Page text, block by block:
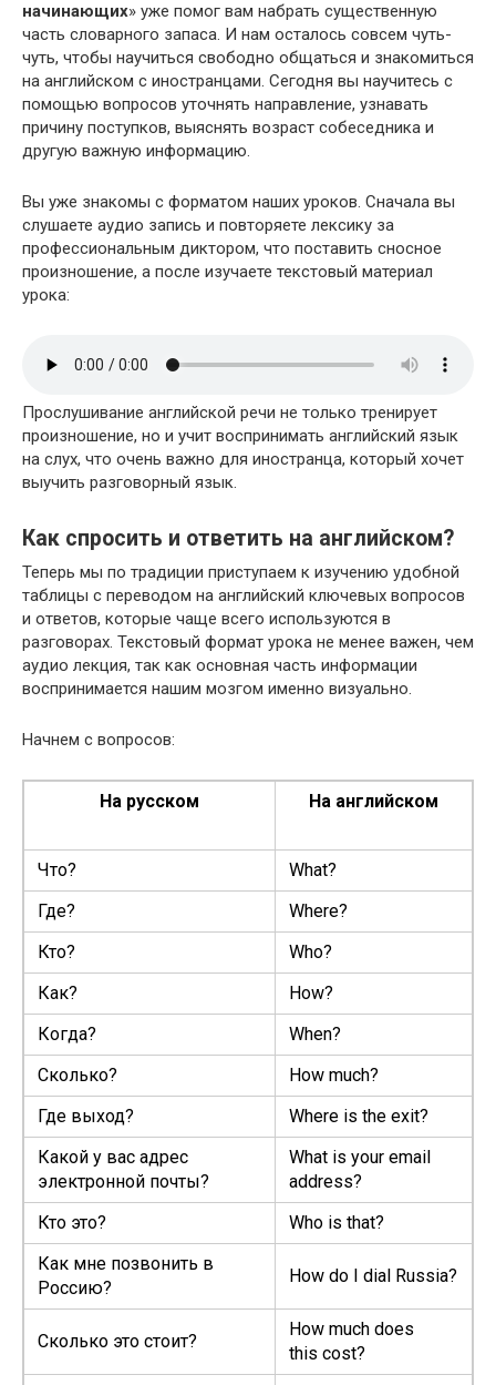
начинающих» уже помог вам набрать существенную
часть словарного запаса. И нам осталось совсем чуть-
чуть, чтобы научиться свободно общаться и знакомиться
на английском с иностранцами. Сегодня вы научитесь с
помощью вопросов уточнять направление, узнавать
причину поступков, выяснять возраст собеседника и
другую важную информацию.
Вы уже знакомы с форматом наших уроков. Сначала вы
слушаете аудио запись и повторяете лексику за
профессиональным диктором, что поставить сносное
произношение, а после изучаете текстовый материал
урока:
Прослушивание английской речи не только тренирует
произношение, но и учит воспринимать английский язык
на слух, что очень важно для иностранца, который хочет
выучить разговорный язык.
Как спросить и ответить на английском?
Теперь мы по традиции приступаем к изучению удобной
таблицы с переводом на английский ключевых вопросов
и ответов, которые чаще всего используются в
разговорах. Текстовый формат урока не менее важен, чем
аудио лекция, так как основная часть информации
воспринимается нашим мозгом именно визуально.
Начнем с вопросов:
На русском На английском
Что?
What?
Где?
Where?
Кто?
Who?
Как?
How?
Когда?
When?
Сколько?
How much?
Где выход?
Where is the exit?
Какой у вас адрес
электронной почты?
What is your email
address?
Кто это?
Who is that?
Как мне позвонить в
Россию?
How do I dial Russia?
Сколько это стоит?
How much does
this cost?